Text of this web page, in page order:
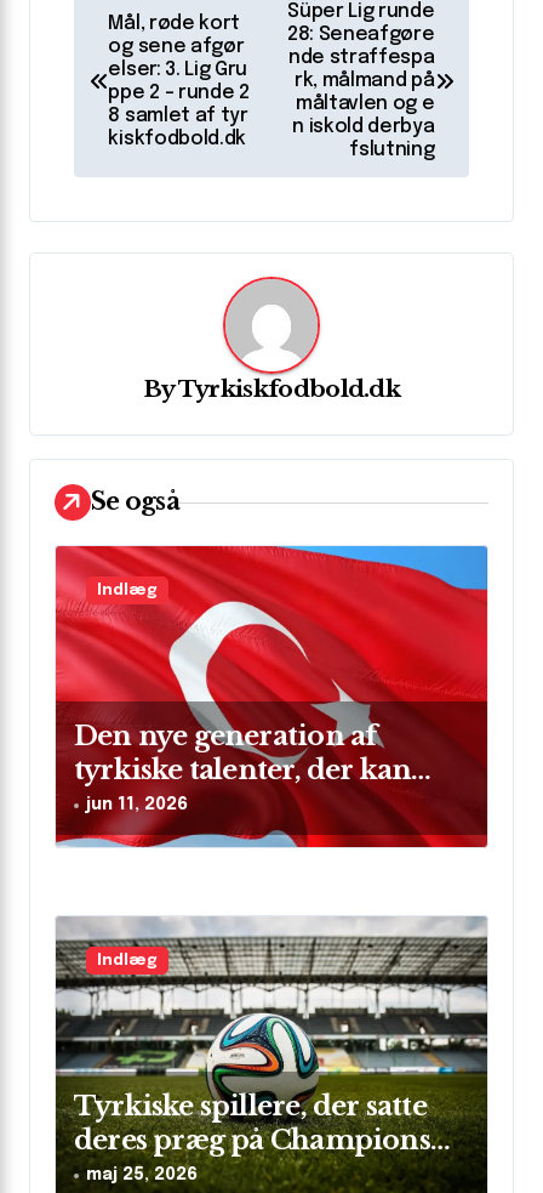
d
s
g
a
t
i
o
n
Mål, røde kort
og sene afgør
elser: 3. Lig Gru
ppe 2 – runde 2
8 samlet af tyr
kiskfodbold.dk
Süper Lig runde
28: Seneafgøre
nde straffespa
rk, målmand på
måltavlen og e
n iskold derbya
fslutning
ByTyrkiskfodbold.dk
Se også
Indlæg
Den nye generation af
tyrkiske talenter, der kan
skinne på verdensscenen
jun 11, 2026
Indlæg
Tyrkiske spillere, der satte
deres præg på Champions
League
maj 25, 2026